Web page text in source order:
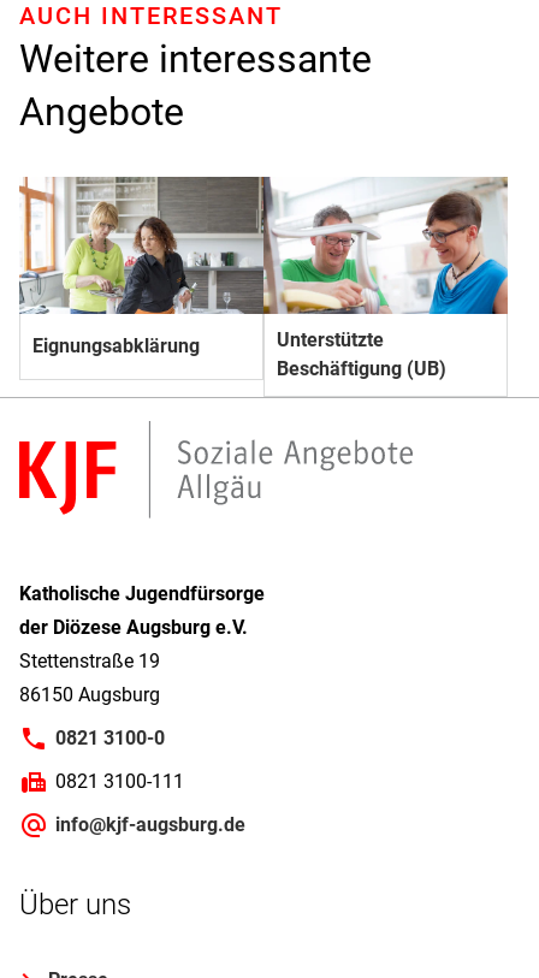
Weitere interessante
Angebote
AUCH INTERESSANT
Eignungsabklärung
Unterstützte
Beschäftigung (UB)
Katholische Jugendfürsorge
der Diözese Augsburg e.V.
Stettenstraße 19
86150 Augsburg
0821 3100-0
0821 3100-111
info@kjf-augsburg.de
Über uns